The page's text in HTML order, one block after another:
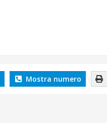
Mostra numero